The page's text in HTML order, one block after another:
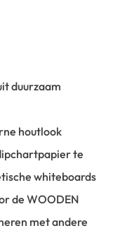
duurzaam
houtlook
te
whiteboards
de WOODEN
met andere